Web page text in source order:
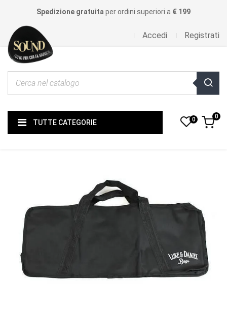
Spedizione gratuita per ordini superiori a € 199
Accedi Registrati
TUTTE CATEGORIE 0 0